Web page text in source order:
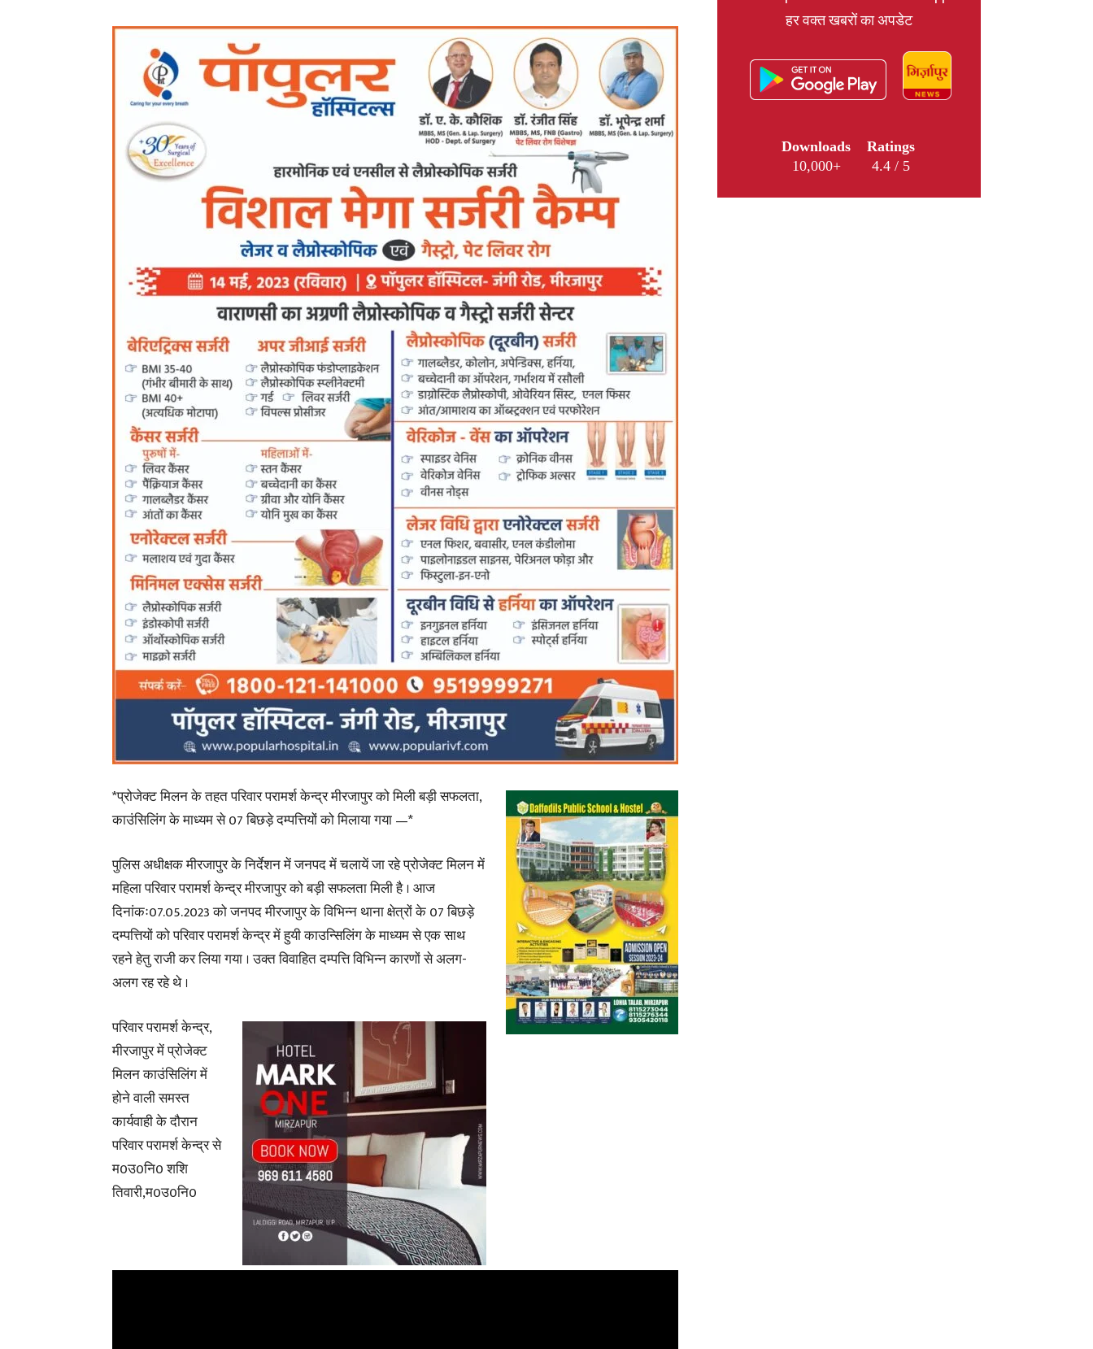
News,
Latest
News
in
Hindi,
Today
Hindi
News
Paper
*प्रोजेक्ट मिलन के तहत परिवार परामर्श केन्द्र मीरजापुर को मिली बड़ी सफलता,
काउंसिलिंग के माध्यम से 07 बिछड़े दम्पत्तियों को मिलाया गया —*
पुलिस अधीक्षक मीरजापुर के निर्देशन में जनपद में चलायें जा रहे प्रोजेक्ट मिलन में
महिला परिवार परामर्श केन्द्र मीरजापुर को बड़ी सफलता मिली है । आज
दिनांकः07.05.2023 को जनपद मीरजापुर के विभिन्न थाना क्षेत्रों के 07 बिछड़े
दम्पत्तियों को परिवार परामर्श केन्द्र में हुयी काउन्सिलिंग के माध्यम से एक साथ
रहने हेतु राजी कर लिया गया । उक्त विवाहित दम्पत्ति विभिन्न कारणों से अलग-
अलग रह रहे थे ।
परिवार परामर्श केन्द्र,
मीरजापुर में प्रोजेक्ट
मिलन काउंसिलिंग में
होने वाली समस्त
कार्यवाही के दौरान
परिवार परामर्श केन्द्र से
म0उ0नि0 शशि
तिवारी,म0उ0नि0
हर वक्त खबरों का अपडेट
Downloads
10,000+
Ratings
4.4 / 5